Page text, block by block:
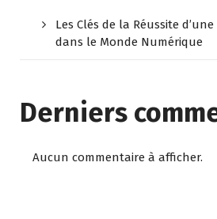
Les Clés de la Réussite
dans le Monde Numérique
Derniers
Aucun commentaire à afficher.